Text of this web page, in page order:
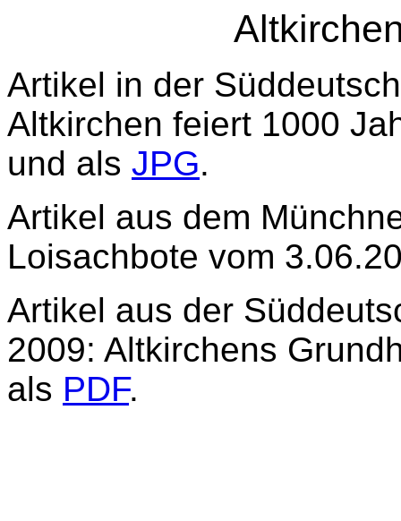
Artikel in der
Altkirchen feiert 1000
und als JPG.
Artikel aus dem
Loisachbote vom
Artikel aus der
2009: Altkirchens
als PDF.